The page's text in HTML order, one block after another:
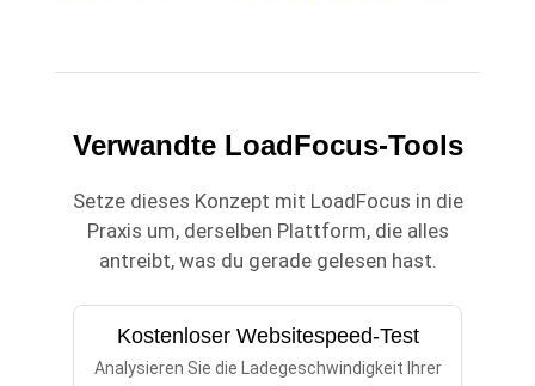
Verwandte LoadFocus-Tools
Setze dieses Konzept mit LoadFocus in die
Praxis um, derselben Plattform, die alles
antreibt, was du gerade gelesen hast.
Kostenloser Websitespeed-Test
Analysieren Sie die Ladegeschwindigkeit Ihrer